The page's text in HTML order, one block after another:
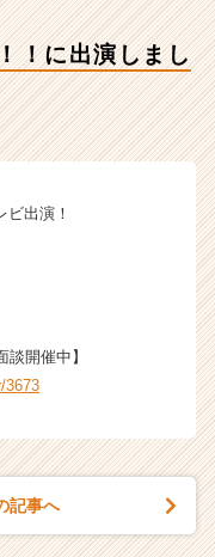
！に出演しまし
ビ出演！
談開催中】
3673
記事へ